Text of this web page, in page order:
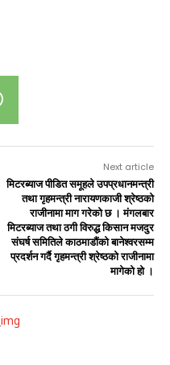
Next article
मिटरब्याज पीडित समूहले उपप्रधानमन्त्री
तथा गृहमन्त्री नारायणकाजी श्रेष्ठको
राजीनामा माग गरेको छ । मंगलबार
मिटरब्याज तथा ठगी विरुद्ध किसान मजदुर
संघर्ष समितिले काठमाडौंको बानेश्वरसम्म
प्रदर्शन गर्दै गृहमन्त्री श्रेष्ठको राजीनामा
मागेको हो ।